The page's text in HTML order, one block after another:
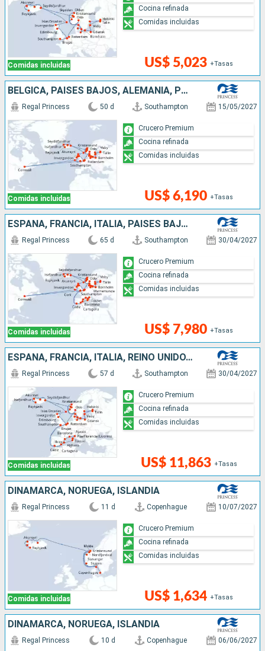
Comidas incluidas US$ 5,023 +Tasas
Cocina refinada
Comidas incluidas
BÉLGICA, PAISES BAJOS, ALEMANIA, POLONIA, FINLANDIA, ESTONIA, SUECIA, DINAMARCA, NORUEGA, ISLANDIA, CANADÁ, IRLANDA, REINO UNIDO
Comidas incluidas
Regal Princess 50 d Southampton 15/05/2027
US$ 6,190 +Tasas
Crucero Premium
Cocina refinada
Comidas incluidas
ESPAÑA, FRANCIA, ITALIA, PAISES BAJOS, NORUEGA, ALEMANIA, FINLANDIA, ESTONIA, SUECIA, POLONIA, DINAMARCA, ISLANDIA, REINO UNIDO, BÉLGICA, CANADÁ, IRLANDA
Comidas incluidas
Regal Princess 65 d Southampton 30/04/2027
US$ 7,980 +Tasas
Crucero Premium
Cocina refinada
Comidas incluidas
ESPAÑA, FRANCIA, ITALIA, REINO UNIDO, BÉLGICA, PAISES BAJOS, ALEMANIA, POLONIA, SUECIA, FINLANDIA, ESTONIA, DINAMARCA, NORUEGA, ISLANDIA
Comidas incluidas
Regal Princess 57 d Southampton 30/04/2027
US$ 11,863 +Tasas
Crucero Premium
Cocina refinada
Comidas incluidas
DINAMARCA, NORUEGA, ISLANDIA
Comidas incluidas
Regal Princess 11 d Copenhague 10/07/2027
US$ 1,634 +Tasas
Crucero Premium
Cocina refinada
Comidas incluidas
DINAMARCA, NORUEGA, ISLANDIA
Regal Princess 10 d Copenhague 06/06/2027